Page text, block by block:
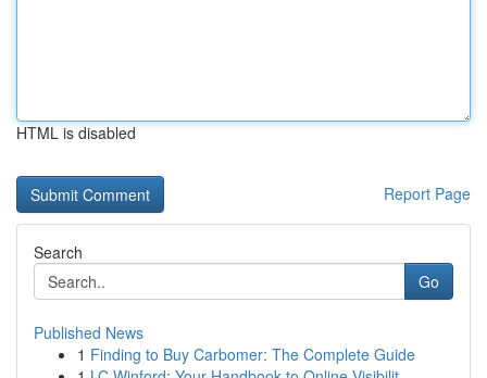
HTML is disabled
Report Page
Search
Go
Published News
1 Finding to Buy Carbomer: The Complete Guide